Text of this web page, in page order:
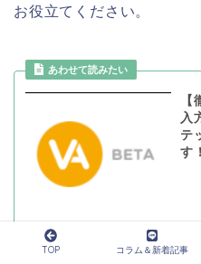
お役立てください。
あわせて読みたい
入
テ
す！
TOP コラム＆新着記事